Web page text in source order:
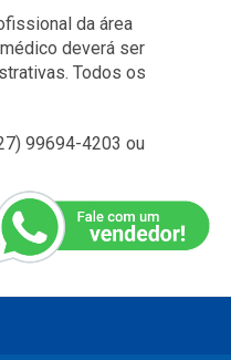
da área
deverá ser
Todos os
99694-4203 ou
- Guarapari - ES